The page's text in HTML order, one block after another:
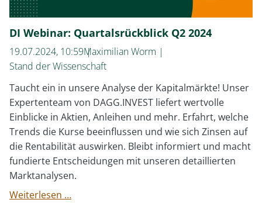
DI Webinar: Quartalsrückblick Q2 2024
19.07.2024, 10:59Maximilian Worm
Stand der Wissenschaft
Taucht ein in unsere Analyse der Kapitalmärkte! Unser
Expertenteam von DAGG.INVEST liefert wertvolle
Einblicke in Aktien, Anleihen und mehr. Erfahrt, welche
Trends die Kurse beeinflussen und wie sich Zinsen auf
die Rentabilität auswirken. Bleibt informiert und macht
fundierte Entscheidungen mit unseren detaillierten
Marktanalysen.
Weiterlesen …DI